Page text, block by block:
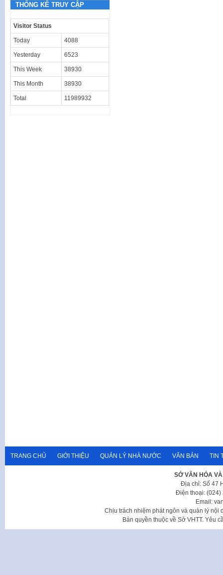
THỐNG KÊ TRUY CẬP
Visitor Status
Today 4088
Yesterday 6523
This Week 38930
This Month 38930
Total 11989932
TRANG CHỦ GIỚI THIỆU QUẢN LÝ NHÀ NƯỚC VĂN BẢN TIN
SỞ VĂN HÓA
Địa chỉ: Số 47
Điện thoại: (024)
Email:
Chịu trách nhiệm phát ngôn và quản lý nội
Bản quyền thuộc về Sở VHTT. Yêu